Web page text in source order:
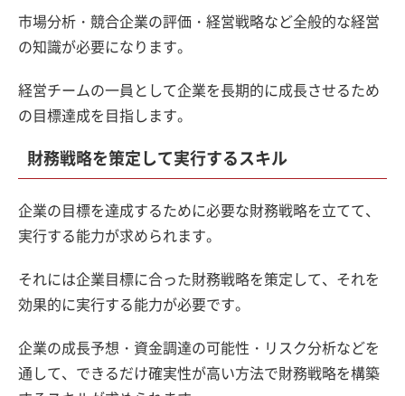
市場分析・競合企業の評価・経営戦略など全般的な経営
の知識が必要になります。
経営チームの一員として企業を長期的に成長させるため
の目標達成を目指します。
財務戦略を策定して実行するスキル
企業の目標を達成するために必要な財務戦略を立てて、
実行する能力が求められます。
それには企業目標に合った財務戦略を策定して、それを
効果的に実行する能力が必要です。
企業の成長予想・資金調達の可能性・リスク分析などを
通して、できるだけ確実性が高い方法で財務戦略を構築